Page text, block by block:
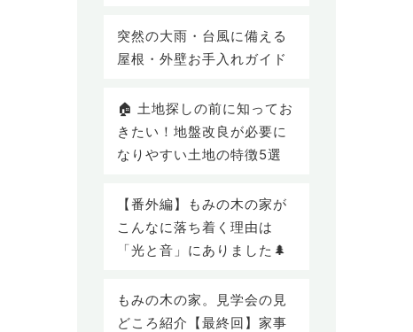
突然の大雨・台風に備える
屋根・外壁お手入れガイド
🏠 土地探しの前に知ってお
きたい！地盤改良が必要に
なりやすい土地の特徴5選
【番外編】もみの木の家が
こんなに落ち着く理由は
「光と音」にありました🌲
もみの木の家。見学会の見
どころ紹介【最終回】家事